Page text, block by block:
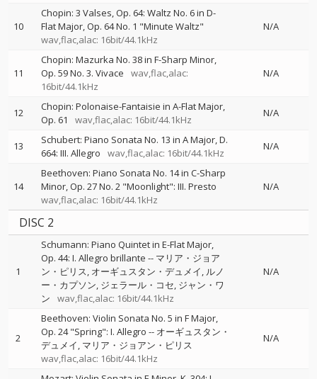
10
Chopin: 3 Valses, Op. 64: Waltz No. 6 in D-
Flat Major, Op. 64 No. 1 "Minute Waltz"
wav,flac,alac: 16bit/44.1kHz
N/A
11
Chopin: Mazurka No. 38 in F-Sharp Minor,
Op. 59 No. 3. Vivace
wav,flac,alac:
16bit/44.1kHz
N/A
12
Chopin: Polonaise-Fantaisie in A-Flat Major,
Op. 61
wav,flac,alac: 16bit/44.1kHz
N/A
13
Schubert: Piano Sonata No. 13 in A Major, D.
664: III. Allegro
wav,flac,alac: 16bit/44.1kHz
N/A
14
Beethoven: Piano Sonata No. 14 in C-Sharp
Minor, Op. 27 No. 2 "Moonlight": III. Presto
wav,flac,alac: 16bit/44.1kHz
N/A
DISC 2
1
Schumann: Piano Quintet in E-Flat Major,
Op. 44: I. Allegro brillante -- マリア・ジョア
ン・ピリス オーギュスタン・デュメイ ルノ
ー・カプソン ジェラール・コセ ジャン・ワ
ン
wav,flac,alac: 16bit/44.1kHz
N/A
2
Beethoven: Violin Sonata No. 5 in F Major,
Op. 24 "Spring": I. Allegro -- オーギュスタン・
デュメイ マリア・ジョアン・ピリス
wav,flac,alac: 16bit/44.1kHz
N/A